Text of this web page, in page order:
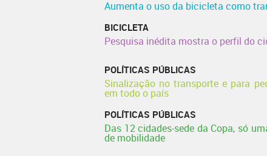
Aumenta o uso da bicicleta como
BICICLETA
Pesquisa inédita mostra o perfil do
POLÍTICAS PÚBLICAS
Sinalização no transporte e para
em todo o país
POLÍTICAS PÚBLICAS
Das 12 cidades-sede da Copa, só
de mobilidade